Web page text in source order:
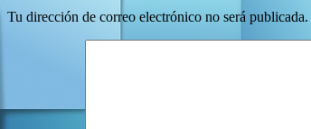
Tu dirección de correo electrónico no será publicada.